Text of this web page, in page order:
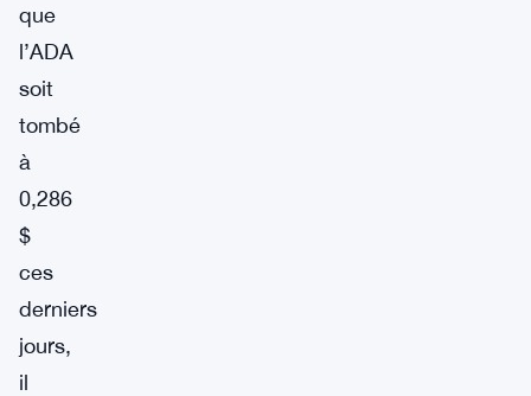
que
l’ADA
soit
tombé
à
0,286
$
ces
derniers
jours,
il